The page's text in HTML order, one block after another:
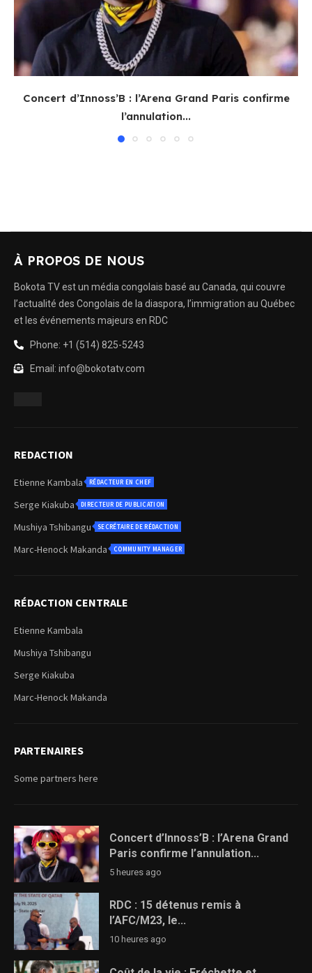
Concert d’Innoss’B : l’Arena Grand Paris confirme
l’annulation...
À PROPOS DE NOUS
Bokota TV est un média congolais basé au Canada, qui couvre
l’actualité des Congolais de la diaspora, l’immigration au Québec
et les événements majeurs en RDC
Phone: +1 (514) 825-5243
Email: info@bokotatv.com
REDACTION
Etienne Kambala RÉDACTEUR EN CHEF
Serge Kiakuba DIRECTEUR DE PUBLICATION
Mushiya Tshibangu SECRÉTAIRE DE RÉDACTION
Marc-Henock Makanda COMMUNITY MANAGER
RÉDACTION CENTRALE
Etienne Kambala
Mushiya Tshibangu
Serge Kiakuba
Marc-Henock Makanda
PARTENAIRES
Some partners here
Concert d’Innoss’B : l’Arena Grand
Paris confirme l’annulation...
5 heures ago
RDC : 15 détenus remis à
l’AFC/M23, le...
10 heures ago